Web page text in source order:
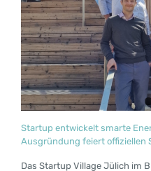
Startup entwickelt smarte
Ausgründung feiert offiziellen
Das Startup Village Jülich im